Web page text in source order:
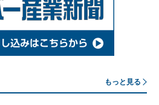
もっと見る